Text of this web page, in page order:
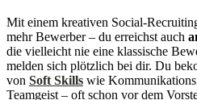
Mit einem kreativen Social-
mehr Bewerber – du erreichst auch
die vielleicht nie eine klassische
melden sich plötzlich bei dir. Du
von Soft Skills wie
Teamgeist – oft schon vor dem